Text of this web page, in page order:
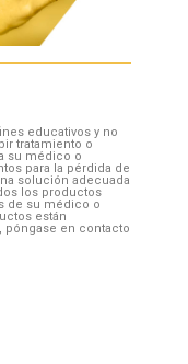
educativos y no
tratamiento o
su médico o
para la pérdida de
solución adecuada
los productos
de su médico o
están
póngase en contacto